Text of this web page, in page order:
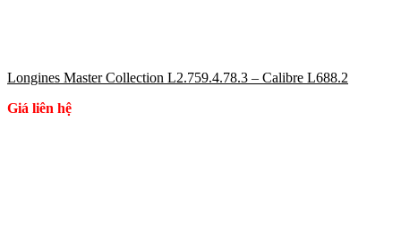
Longines Master Collection L2.759.4.78.3 – Calibre L688.2
Giá liên hệ